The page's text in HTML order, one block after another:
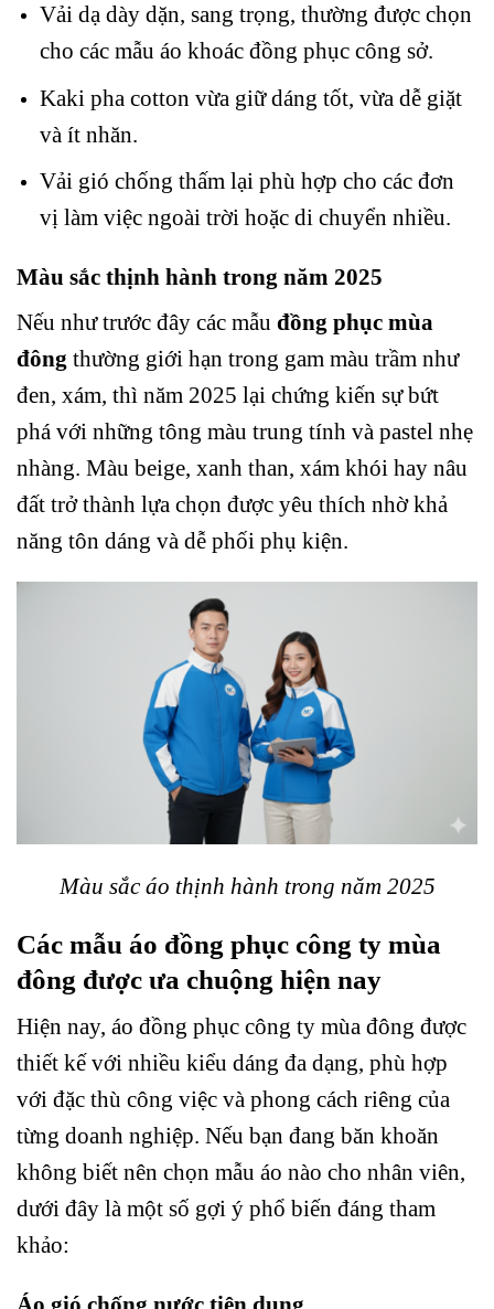
Vải dạ dày dặn, sang trọng, thường được chọn
cho các mẫu áo khoác đồng phục công sở.
Kaki pha cotton vừa giữ dáng tốt, vừa dễ giặt
và ít nhăn.
Vải gió chống thấm lại phù hợp cho các đơn
vị làm việc ngoài trời hoặc di chuyển nhiều.
Màu sắc thịnh hành trong năm 2025
Nếu như trước đây các mẫu đồng phục mùa
đông thường giới hạn trong gam màu trầm như
đen, xám, thì năm 2025 lại chứng kiến sự bứt
phá với những tông màu trung tính và pastel nhẹ
nhàng. Màu beige, xanh than, xám khói hay nâu
đất trở thành lựa chọn được yêu thích nhờ khả
năng tôn dáng và dễ phối phụ kiện.
Màu sắc áo thịnh hành trong năm 2025
Các mẫu áo đồng phục công ty mùa
đông được ưa chuộng hiện nay
Hiện nay, áo đồng phục công ty mùa đông được
thiết kế với nhiều kiểu dáng đa dạng, phù hợp
với đặc thù công việc và phong cách riêng của
từng doanh nghiệp. Nếu bạn đang băn khoăn
không biết nên chọn mẫu áo nào cho nhân viên,
dưới đây là một số gợi ý phổ biến đáng tham
khảo: